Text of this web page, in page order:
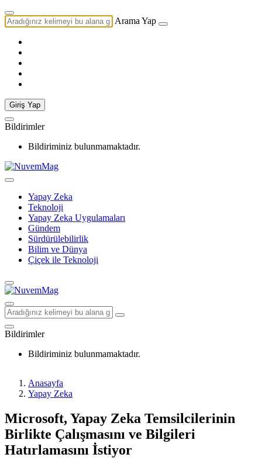
Arama Yap
Giriş Yap
Bildirimler
Bildiriminiz bulunmamaktadır.
Yapay Zeka
Teknoloji
Yapay Zeka Uygulamaları
Gündem
Sürdürülebilirlik
Bilim ve Dünya
Çiçek ile Teknoloji
Bildirimler
Bildiriminiz bulunmamaktadır.
Anasayfa
Yapay Zeka
Microsoft, Yapay Zeka Temsilcilerinin
Birlikte Çalışmasını ve Bilgileri
Hatırlamasını İstiyor